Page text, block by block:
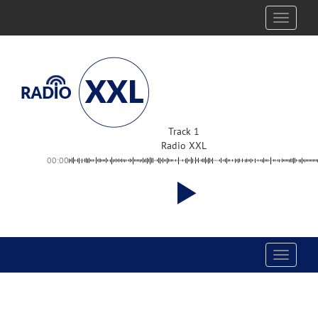
Toggle
Track 1
Radio XXL
00:00
Toggle